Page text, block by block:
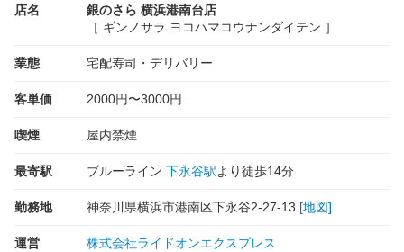
店名
銀のさら 横浜港南台店
［ ギンノサラ ヨコハマコウナンダイテン ］
業態 宅配寿司・デリバリー
客単価 2000円〜3000円
喫煙 屋内禁煙
最寄駅 ブルーライン 下永谷駅より徒歩14分
勤務地 神奈川県横浜市港南区下永谷2-27-13 [地図]
運営 株式会社ライドオンエクスプレス